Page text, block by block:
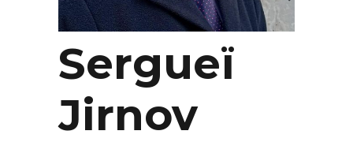
Sergueï
Jirnov